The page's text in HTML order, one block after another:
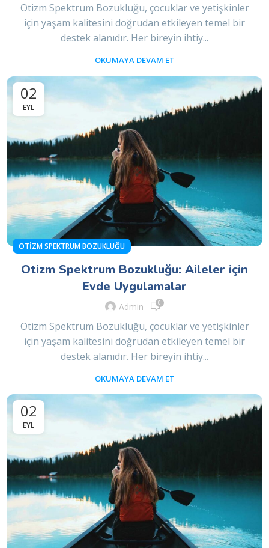
Otizm Spektrum Bozukluğu, çocuklar ve yetişkinler
için yaşam kalitesini doğrudan etkileyen temel bir
destek alanıdır. Her bireyin ihtiy...
OKUMAYA DEVAM ET
02
EYL
OTIZM SPEKTRUM BOZUKLUĞU
Otizm Spektrum Bozukluğu: Aileler için
Evde Uygulamalar
Admin 0
Otizm Spektrum Bozukluğu, çocuklar ve yetişkinler
için yaşam kalitesini doğrudan etkileyen temel bir
destek alanıdır. Her bireyin ihtiy...
OKUMAYA DEVAM ET
02
EYL